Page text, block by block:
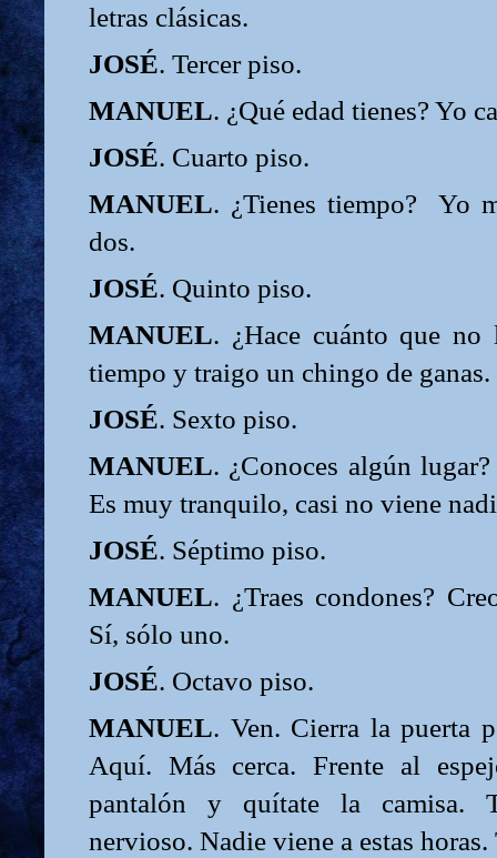
letras clásicas.
JOSÉ. Tercer piso.
MANUEL. ¿Qué edad tienes? Yo
JOSÉ. Cuarto piso.
MANUEL. ¿Tienes tiempo?
Yo
dos.
JOSÉ. Quinto piso.
MANUEL. ¿Hace cuánto que no
tiempo y traigo un chingo de ganas.
JOSÉ. Sexto piso.
MANUEL. ¿Conoces algún
Es muy tranquilo, casi no viene
JOSÉ. Séptimo piso.
MANUEL. ¿Traes condones?
Sí, sólo uno.
JOSÉ. Octavo piso.
MANUEL. Ven. Cierra la puerta
Aquí. Más cerca. Frente al
pantalón y quítate la camisa.
nervioso. Nadie viene a estas horas.